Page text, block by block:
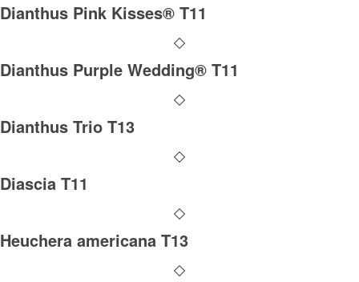
Dianthus Pink Kisses® T11
Dianthus Purple Wedding® T11
Dianthus Trio T13
Diascia T11
Heuchera americana T13